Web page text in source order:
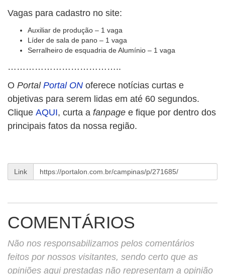
Vagas para cadastro no site:
Auxiliar de produção – 1 vaga
Líder de sala de pano – 1 vaga
Serralheiro de esquadria de Alumínio – 1 vaga
………………………………..
O Portal Portal ON oferece notícias curtas e
objetivas para serem lidas em até 60 segundos.
Clique AQUI, curta a fanpage e fique por dentro dos
principais fatos da nossa região.
Link
COMENTÁRIOS
Não nos responsabilizamos pelos comentários
feitos por nossos visitantes, sendo certo que as
opiniões aqui prestadas não representam a opinião